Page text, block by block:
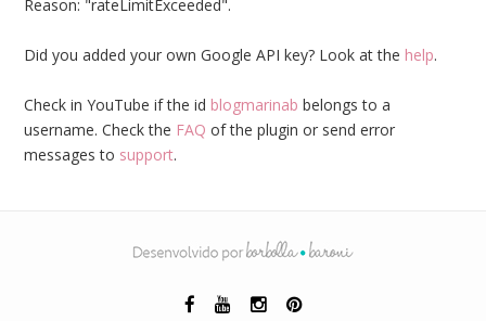
Reason: "rateLimitExceeded".
Did you added your own Google API key? Look at the help.
Check in YouTube if the id blogmarinab belongs to a
username. Check the FAQ of the plugin or send error
messages to support.